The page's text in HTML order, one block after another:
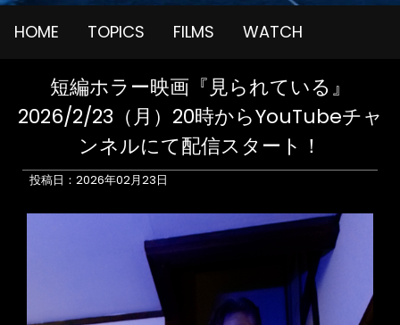
HOME TOPICS FILMS WATCH
短編ホラー映画『見られている』
2026/2/23（月）20時からYouTubeチャ
ンネルにて配信スタート！
投稿日：2026年02月23日